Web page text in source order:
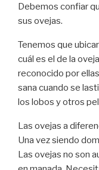
Debemos confiar
sus ovejas.
Tenemos que
cuál es el de la
reconocido por
sana cuando se
los lobos y otros
Las ovejas a
Una vez siendo
Las ovejas no son